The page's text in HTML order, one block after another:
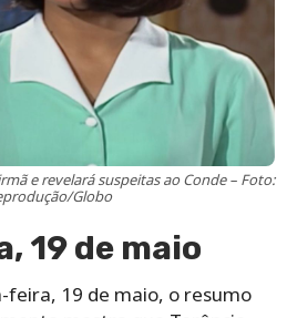
e revelará suspeitas ao Conde – Foto:
Globo
19 de maio
feira, 19 de maio, o resumo